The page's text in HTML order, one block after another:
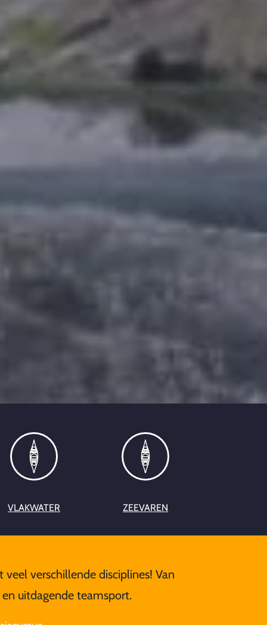
VLAKWATER ZEEVAREN
verschillende disciplines! Van
uitdagende teamsport.